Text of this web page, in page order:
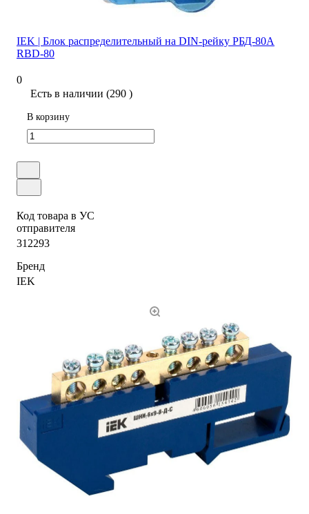
IEK | Блок распределительный на DIN-рейку РБД-80А
RBD-80
0
Есть в наличии (290 )
В корзину
Код товара в УС
отправителя
312293
Бренд
IEK